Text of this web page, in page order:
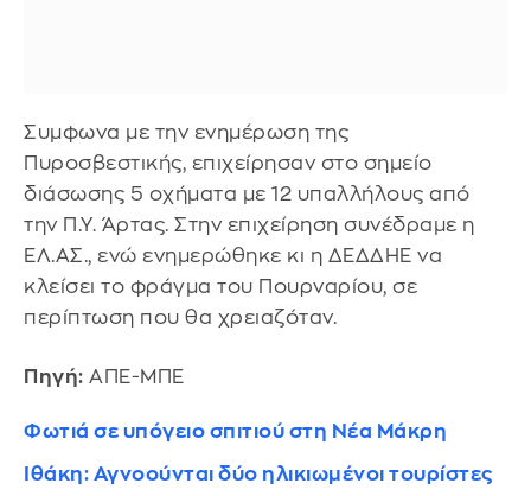
Συμφωνα με την ενημέρωση της
Πυροσβεστικής, επιχείρησαν στο σημείο
διάσωσης 5 οχήματα με 12 υπαλλήλους από
την Π.Υ. Άρτας. Στην επιχείρηση συνέδραμε η
ΕΛ.ΑΣ., ενώ ενημερώθηκε κι η ΔΕΔΔΗΕ να
κλείσει το φράγμα του Πουρναρίου, σε
περίπτωση που θα χρειαζόταν.
Πηγή: ΑΠΕ-ΜΠΕ
Φωτιά σε υπόγειο σπιτιού στη Νέα Μάκρη
Ιθάκη: Αγνοούνται δύο ηλικιωμένοι τουρίστες